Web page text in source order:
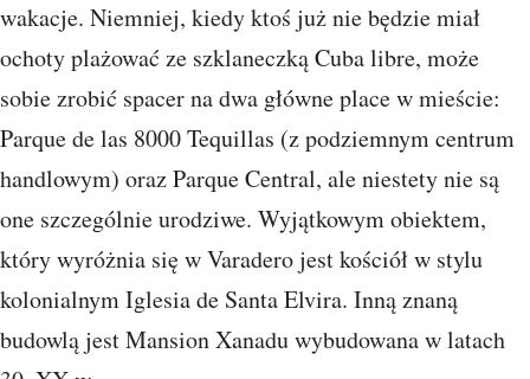
wakacje. Niemniej, kiedy ktoś już nie będzie miał
ochoty plażować ze szklaneczką Cuba libre, może
sobie zrobić spacer na dwa główne place w mieście:
Parque de las 8000 Tequillas (z podziemnym centrum
handlowym) oraz Parque Central, ale niestety nie są
one szczególnie urodziwe. Wyjątkowym obiektem,
który wyróżnia się w Varadero jest kościół w stylu
kolonialnym Iglesia de Santa Elvira. Inną znaną
budowlą jest Mansion Xanadu wybudowana w latach